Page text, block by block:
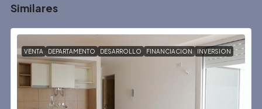
Similares
VENTA DEPARTAMENTO DESARROLLO FINANCIACION INVERSION